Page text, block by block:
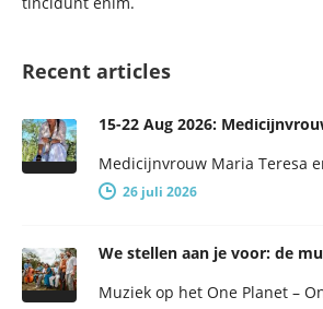
Recent articles
26 juli 2026
We stellen aan je voor: de